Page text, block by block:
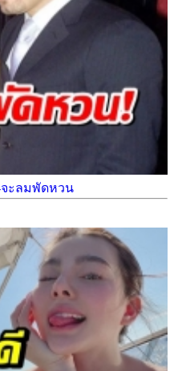
จะลมพัดหวน